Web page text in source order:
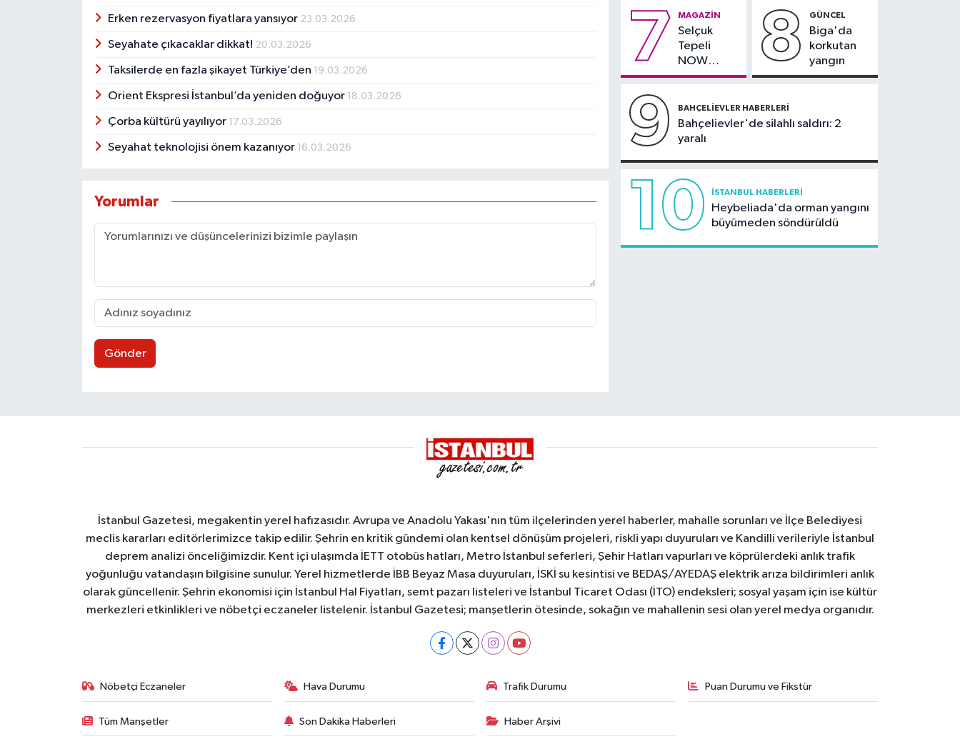
Erken rezervasyon fiyatlara yansıyor 23.03.2026
Seyahate çıkacaklar dikkat! 20.03.2026
Taksilerde en fazla şikayet Türkiye’den 19.03.2026
Orient Ekspresi İstanbul’da yeniden doğuyor 18.03.2026
Çorba kültürü yayılıyor 17.03.2026
Seyahat teknolojisi önem kazanıyor 16.03.2026
Yorumlar
Gönder
7 MAGAZIN
Selçuk
Tepeli
NOW
TV'den
duyurdu
8 GÜNCEL
Biga'da
korkutan
yangın
9 BAHÇELIEVLER HABERLERI
Bahçelievler'de silahlı saldırı: 2
yaralı
10 İSTANBUL HABERLERI
Heybeliada'da orman yangını
büyümeden söndürüldü
İstanbul Gazetesi, megakentin yerel hafızasıdır. Avrupa ve Anadolu Yakası'nın tüm ilçelerinden yerel haberler, mahalle sorunları ve İlçe Belediyesi
meclis kararları editörlerimizce takip edilir. Şehrin en kritik gündemi olan kentsel dönüşüm projeleri, riskli yapı duyuruları ve Kandilli verileriyle İstanbul
deprem analizi önceliğimizdir. Kent içi ulaşımda İETT otobüs hatları, Metro İstanbul seferleri, Şehir Hatları vapurları ve köprülerdeki anlık trafik
yoğunluğu vatandaşın bilgisine sunulur. Yerel hizmetlerde İBB Beyaz Masa duyuruları, İSKİ su kesintisi ve BEDAŞ/AYEDAŞ elektrik arıza bildirimleri anlık
olarak güncellenir. Şehrin ekonomisi için İstanbul Hal Fiyatları, semt pazarı listeleri ve İstanbul Ticaret Odası (İTO) endeksleri; sosyal yaşam için ise kültür
merkezleri etkinlikleri ve nöbetçi eczaneler listelenir. İstanbul Gazetesi; manşetlerin ötesinde, sokağın ve mahallenin sesi olan yerel medya organıdır.
Nöbetçi Eczaneler Hava Durumu Trafik Durumu Puan Durumu ve Fikstür
Tüm Manşetler Son Dakika Haberleri Haber Arşivi